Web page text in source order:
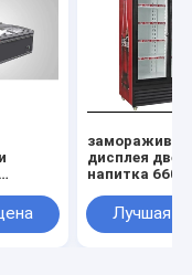
дисплея
напитка 660l
дисплея
Лучшая